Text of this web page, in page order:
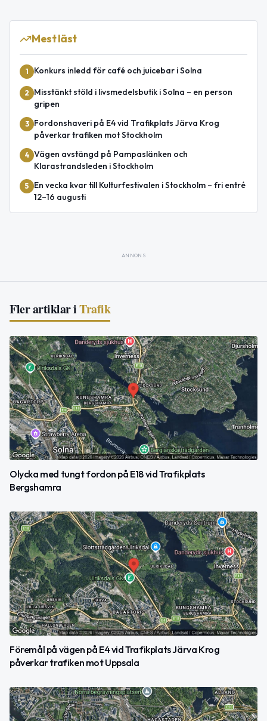
Mest läst
1 Konkurs inledd för café och juicebar i Solna
2
Misstänkt stöld i livsmedelsbutik i Solna – en person
gripen
3
Fordonshaveri på E4 vid Trafikplats Järva Krog
påverkar trafiken mot Stockholm
4 Vägen avstängd på Pampaslänken och
Klarastrandsleden i Stockholm
5
En vecka kvar till Kulturfestivalen i Stockholm – fri entré
12–16 augusti
ANNONS
Fler artiklar iTrafik
Olycka med tungt fordon på E18 vid Trafikplats
Bergshamra
Föremål på vägen på E4 vid Trafikplats Järva Krog
påverkar trafiken mot Uppsala